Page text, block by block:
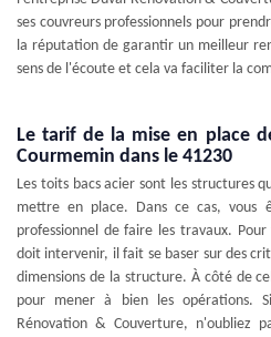
ses couvreurs professionnels pour
la réputation de garantir un meilleur
sens de l'écoute et cela va faciliter la
Le tarif de la mise en place
Courmemin dans le 41230
Les toits bacs acier sont les structures
mettre en place. Dans ce cas, vous
professionnel de faire les travaux.
doit intervenir, il fait se baser sur des
dimensions de la structure. À côté de
pour mener à bien les opérations.
Rénovation & Couverture, n'oubliez